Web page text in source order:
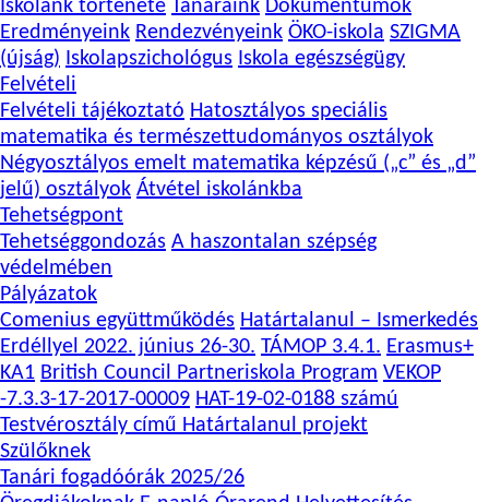
Iskolánk története Tanáraink Dokumentumok
Eredményeink Rendezvényeink ÖKO-iskola SZIGMA
(újság) Iskolapszichológus Iskola egészségügy
Felvételi
Felvételi tájékoztató Hatosztályos speciális
matematika és természettudományos osztályok
Négyosztályos emelt matematika képzésű („c” és „d”
jelű) osztályok Átvétel iskolánkba
Tehetségpont
Tehetséggondozás A haszontalan szépség
védelmében
Pályázatok
Comenius együttműködés Határtalanul – Ismerkedés
Erdéllyel 2022. június 26-30. TÁMOP 3.4.1. Erasmus+
KA1 British Council Partneriskola Program VEKOP
-7.3.3-17-2017-00009 HAT-19-02-0188 számú
Testvérosztály című Határtalanul projekt
Szülőknek
Tanári fogadóórák 2025/26